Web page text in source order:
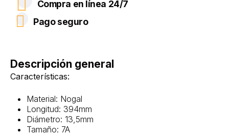
Compra en línea 24/7
Pago seguro
Descripción general
Características:
Material: Nogal
Longitud: 394mm
Diámetro: 13,5mm
Tamaño: 7A